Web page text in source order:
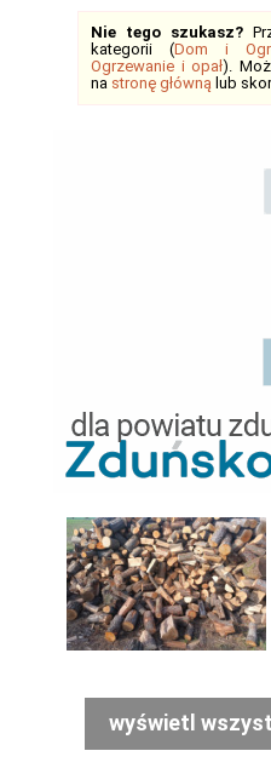
Nie tego szukasz?
kategorii (Dom i
Ogrzewanie i opał).
na stronę główną lub
wyświetl